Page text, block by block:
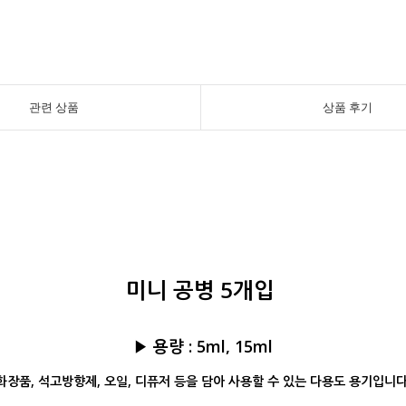
관련 상품 상품 후기
미니 공병 5개입
▶ 용량 : 5ml, 15ml
장품, 석고방향제, 오일, 디퓨저 등을 담아 사용할 수 있는 다용도 용기입니